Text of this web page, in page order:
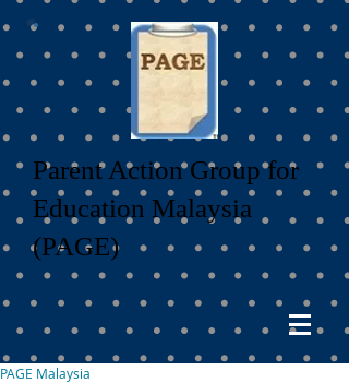
Parent Action Group for
Education Malaysia
(PAGE)
PAGE Malaysia